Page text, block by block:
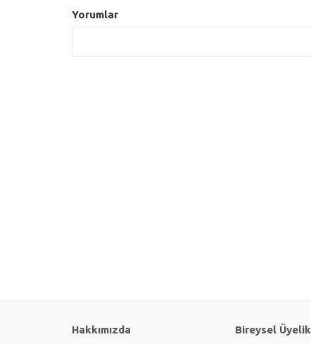
Yorumlar
Hakkımızda Bireysel Üyelik